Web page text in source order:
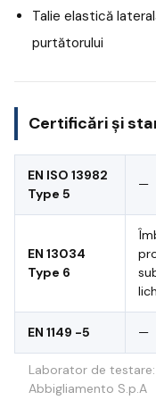
Talie elastică
purtătorului
Certificări și
EN ISO 13982
Type 5
—
EN 13034
Type 6
EN 1149 -5 —
Laborator de
Abbigliamento S.p.A